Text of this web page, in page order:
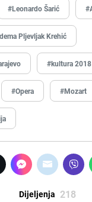
#Leonardo Šarić
Pljevljak Krehić
#kultura 2018
#Opera #Mozart
Dijeljenja 218